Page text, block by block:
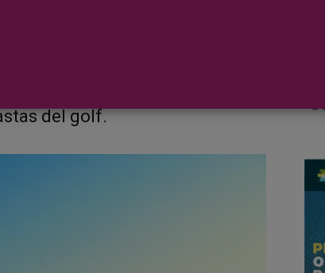
en el verano de 2025, el
del golf.